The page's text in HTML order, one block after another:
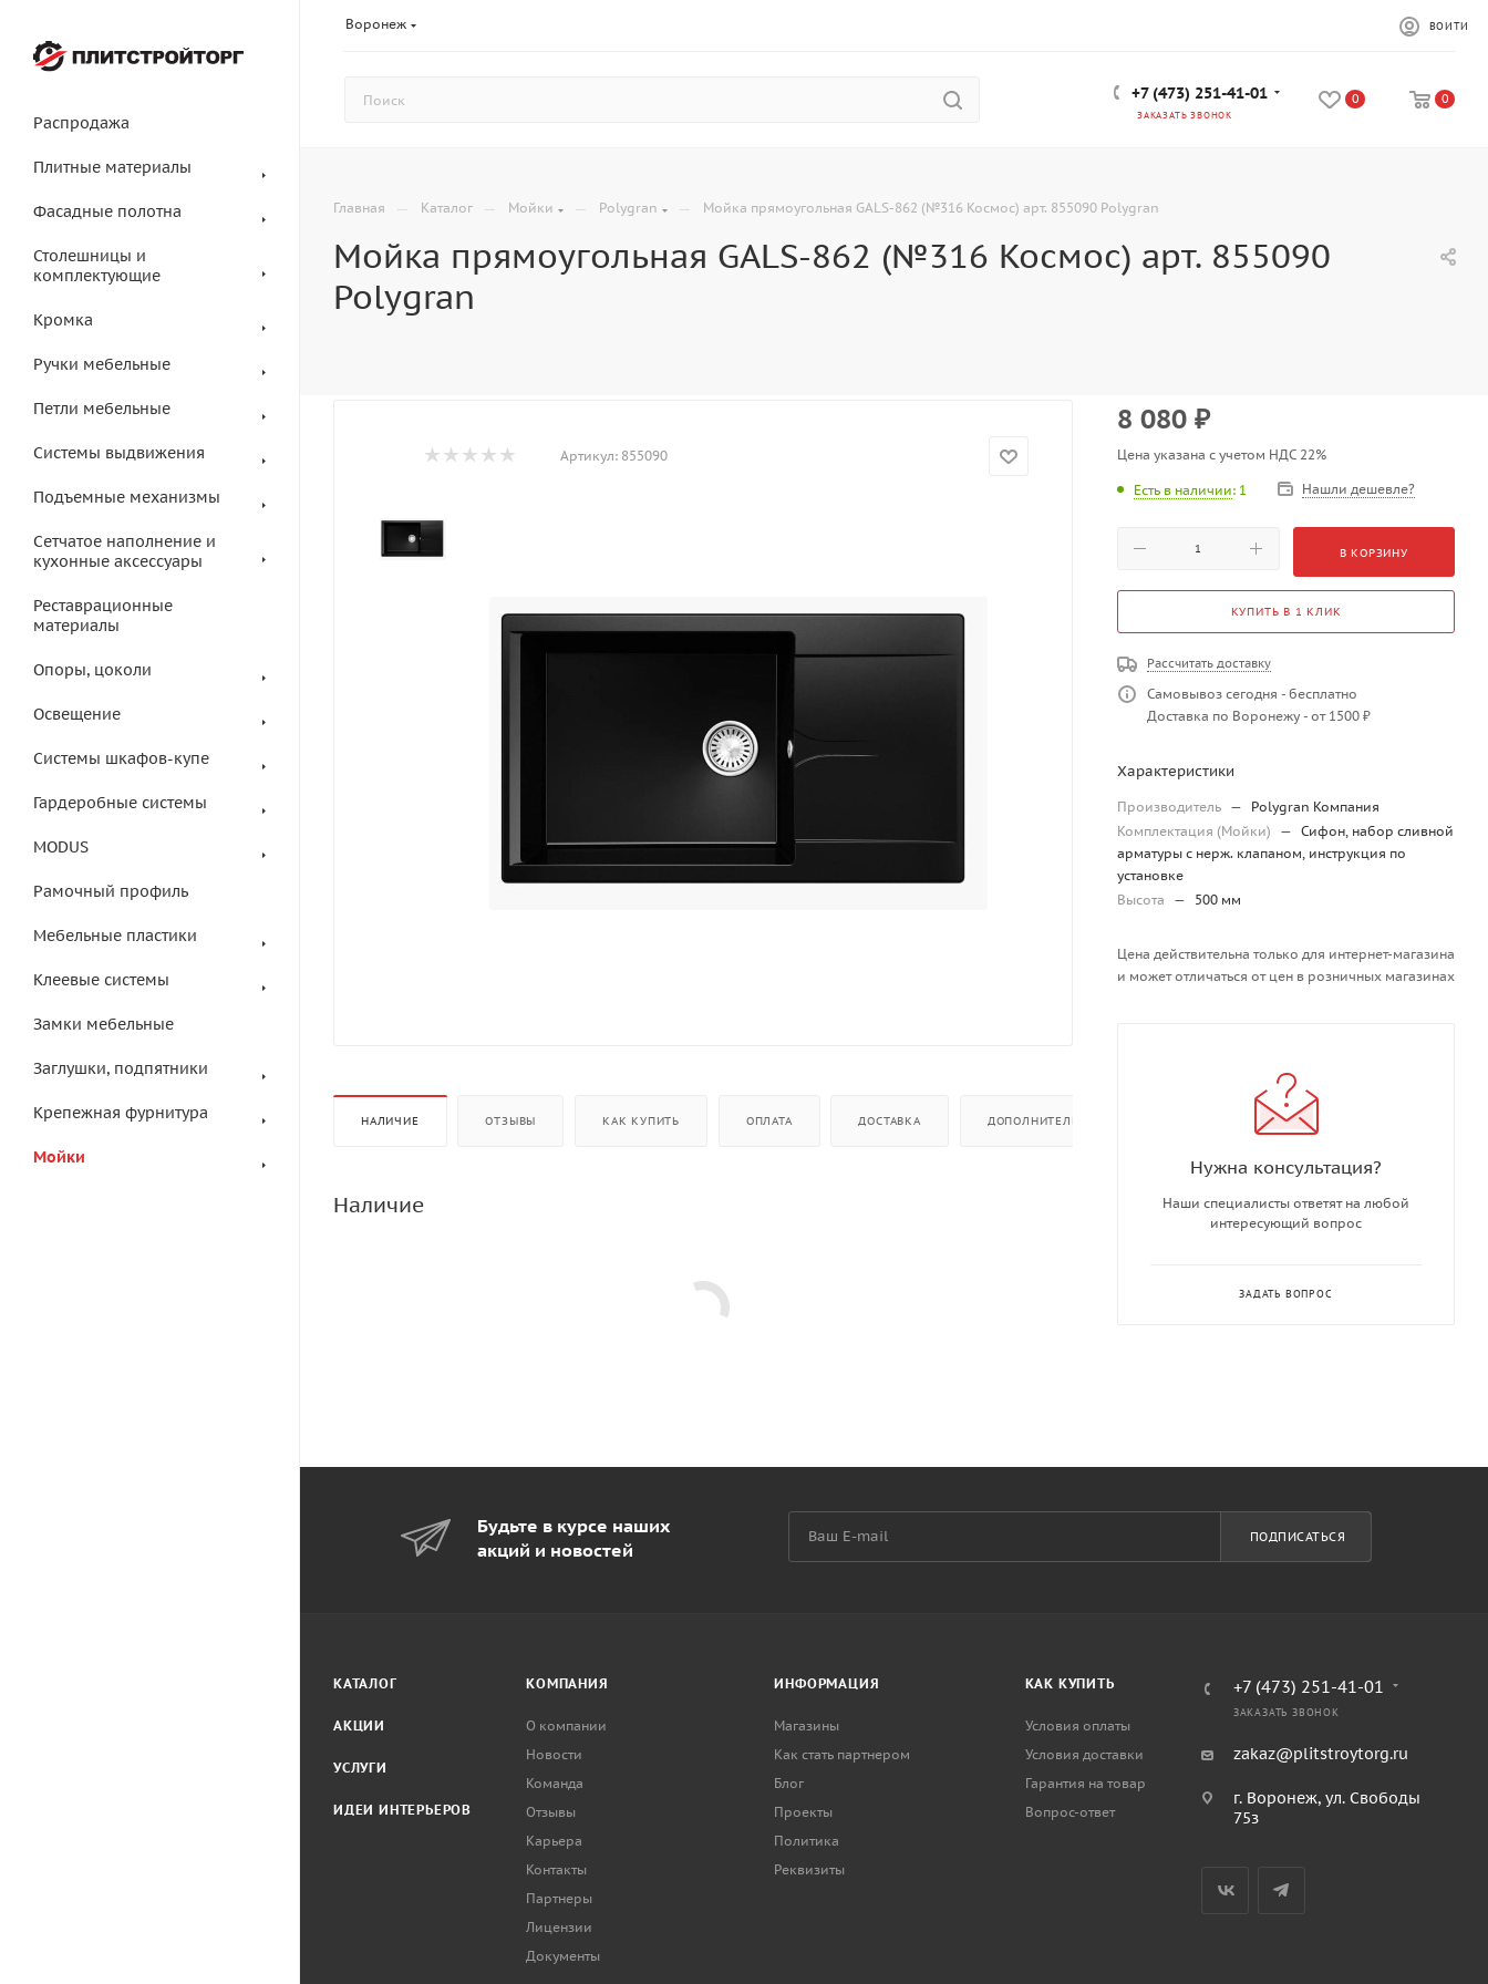
Воронеж ВОЙТИ
+7 (473) 251-41-01
ЗАКАЗАТЬ ЗВОНОК
0 0
Распродажа
Плитные материалы
Фасадные полотна
Столешницы и
комплектующие
Кромка
Ручки мебельные
Петли мебельные
Системы выдвижения
Подъемные механизмы
Сетчатое наполнение и
кухонные аксессуары
Реставрационные
материалы
Опоры, цоколи
Освещение
Системы шкафов-купе
Гардеробные системы
MODUS
Рамочный профиль
Мебельные пластики
Клеевые системы
Замки мебельные
Заглушки, подпятники
Крепежная фурнитура
Мойки
Главная — Каталог — Мойки — Polygran — Мойка прямоугольная GALS-862 (№316 Космос) арт. 855090 Polygran
Мойка прямоугольная GALS-862 (№316 Космос) арт. 855090
Polygran
Артикул: 855090
НАЛИЧИЕ ОТЗЫВЫ КАК КУПИТЬ ОПЛАТА ДОСТАВКА ДОПОЛНИТЕЛЬНО
Наличие
8 080 ₽
Цена указана с учетом НДС 22%
Есть в наличии: 1 Нашли дешевле?
В КОРЗИНУ
КУПИТЬ В 1 КЛИК
Рассчитать доставку
Самовывоз сегодня - бесплатно
Доставка по Воронежу - от 1500 ₽
Характеристики
Производитель —
Polygran Компания
Комплектация (Мойки)
— Сифон, набор сливной
арматуры с нерж. клапаном, инструкция по
установке
Высота
— 500 мм
Цена действительна только для интернет-магазина
и может отличаться от цен в розничных магазинах
Нужна консультация?
Наши специалисты ответят на любой
интересующий вопрос
ЗАДАТЬ ВОПРОС
Будьте в курсе наших
акций и новостей
ПОДПИСАТЬСЯ
КАТАЛОГ
АКЦИИ
УСЛУГИ
ИДЕИ ИНТЕРЬЕРОВ
КОМПАНИЯ
О компании
Новости
Команда
Отзывы
Карьера
Контакты
Партнеры
Лицензии
Документы
ИНФОРМАЦИЯ
Магазины
Как стать партнером
Блог
Проекты
Политика
Реквизиты
КАК КУПИТЬ
Условия оплаты
Условия доставки
Гарантия на товар
Вопрос-ответ
+7 (473) 251-41-01
ЗАКАЗАТЬ ЗВОНОК
zakaz@plitstroytorg.ru
г. Воронеж, ул. Свободы
75з